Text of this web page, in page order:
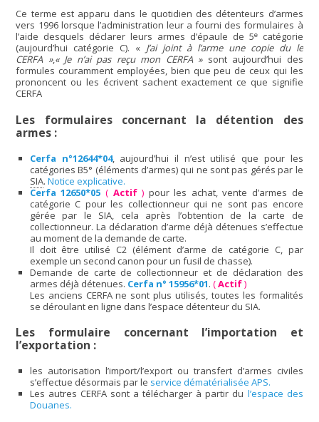
Ce terme est apparu dans le quotidien des détenteurs d’armes
vers 1996 lorsque l’administration leur a fourni des formulaires à
l’aide desquels déclarer leurs armes d’épaule de 5ecatégorie
(aujourd’hui catégorie C). « J’ai joint à l’arme une copie du le
CERFA »,« Je n’ai pas reçu mon CERFA » sont aujourd’hui des
formules couramment employées, bien que peu de ceux qui les
prononcent ou les écrivent sachent exactement ce que signifie
CERFA
Les formulaires concernant la détention des
armes :
Cerfa n°12644*04, aujourd’hui il n’est utilisé que pour les
catégories B5° (éléments d’armes) qui ne sont pas gérés par le
SIA. Notice explicative.
Cerfa 12650*05 ( Actif) pour les achat, vente d’armes de
catégorie C pour les collectionneur qui ne sont pas encore
gérée par le SIA, cela après l’obtention de la carte de
collectionneur. La déclaration d’arme déjà détenues s’effectue
au moment de la demande de carte.
Il doit être utilisé C2 (élément d’arme de catégorie C, par
exemple un second canon pour un fusil de chasse).
Demande de carte de collectionneur et de déclaration des
armes déjà détenues. Cerfa n° 15956*01. (Actif)
Les anciens CERFA ne sont plus utilisés, toutes les formalités
se déroulant en ligne dans l’espace détenteur du SIA.
Les formulaire concernant l’importation et
l’exportation :
les autorisation l’import/l’export ou transfert d’armes civiles
s’effectue désormais par le service dématérialisée APS.
Les autres CERFA sont a télécharger à partir du l’espace des
Douanes.